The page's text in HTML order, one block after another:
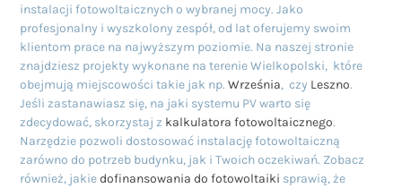
instalacji fotowoltaicznych o wybranej mocy. Jako
profesjonalny i wyszkolony zespół, od lat oferujemy swoim
klientom prace na najwyższym poziomie. Na naszej stronie
znajdziesz projekty wykonane na terenie Wielkopolski, które
obejmują miejscowości takie jak np.Września, czy Leszno.
Jeśli zastanawiasz się, na jaki systemu PV warto się
zdecydować, skorzystaj z kalkulatora fotowoltaicznego.
Narzędzie pozwoli dostosować instalację fotowoltaiczną
zarówno do potrzeb budynku, jak i Twoich oczekiwań. Zobacz
również, jakiedofinansowania do fotowoltaiki sprawią, że